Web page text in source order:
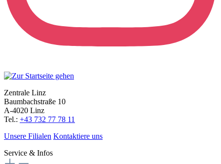
Zentrale Linz
Baumbachstraße 10
A-4020 Linz
Tel.: +43 732 77 78 11
Unsere Filialen Kontaktiere uns
Service & Infos